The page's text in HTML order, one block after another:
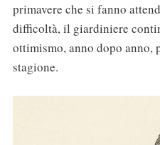
primavere che si fanno
difficoltà, il giardiniere
ottimismo, anno dopo
stagione.